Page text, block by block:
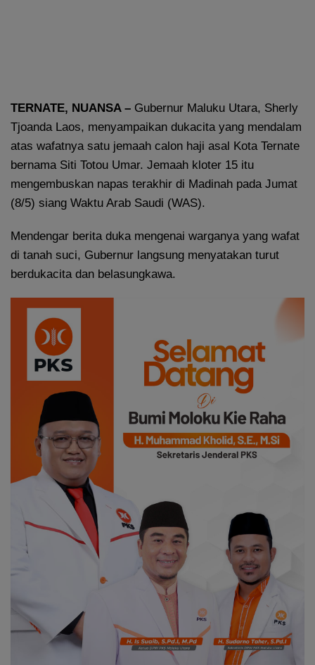
TERNATE, NUANSA – Gubernur Maluku Utara, Sherly
Tjoanda Laos, menyampaikan dukacita yang mendalam
atas wafatnya satu jemaah calon haji asal Kota Ternate
bernama Siti Totou Umar. Jemaah kloter 15 itu
mengembuskan napas terakhir di Madinah pada Jumat
(8/5) siang Waktu Arab Saudi (WAS).
Mendengar berita duka mengenai warganya yang wafat
di tanah suci, Gubernur langsung menyatakan turut
berdukacita dan belasungkawa.